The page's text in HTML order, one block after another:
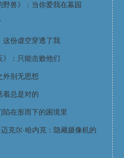
野兽》：当你爱我在墓园
这份虚空穿透了我
》：只能击败他们
外别无思想
着总是对的
陷在形而下的困境里
迈克尔·哈内克：隐藏摄像机的